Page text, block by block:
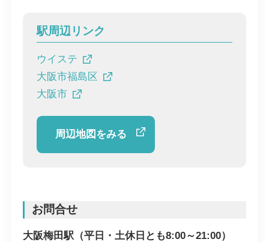
駅周辺リンク
ウイステ
大阪市福島区
大阪市
周辺地図をみる
お問合せ
大阪梅田駅（平日・土休日とも8:00～21:00）